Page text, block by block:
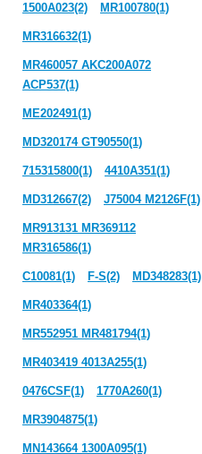
1500A023(2) MR100780(1)
MR316632(1)
MR460057 AKC200A072
ACP537(1)
ME202491(1)
MD320174 GT90550(1)
715315800(1) 4410A351(1)
MD312667(2) J75004 M2126F(1)
MR913131 MR369112
MR316586(1)
C10081(1) F-S(2) MD348283(1)
MR403364(1)
MR552951 MR481794(1)
MR403419 4013A255(1)
0476CSF(1) 1770A260(1)
MR3904875(1)
MN143664 1300A095(1)